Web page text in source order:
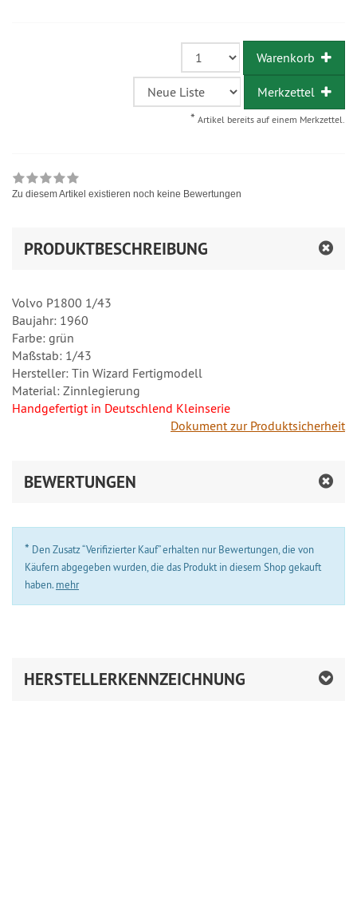
Warenkorb
Merkzettel
* Artikel bereits auf einem Merkzettel.
Zu diesem Artikel existieren noch keine Bewertungen
PRODUKTBESCHREIBUNG
Volvo P1800 1/43
Baujahr: 1960
Farbe: grün
Maßstab: 1/43
Hersteller: Tin Wizard Fertigmodell
Material: Zinnlegierung
Handgefertigt in Deutschlend Kleinserie
Dokument zur Produktsicherheit
BEWERTUNGEN
* Den Zusatz “Verifizierter Kauf” erhalten nur Bewertungen, die von
Käufern abgegeben wurden, die das Produkt in diesem Shop gekauft
haben. mehr
HERSTELLERKENNZEICHNUNG